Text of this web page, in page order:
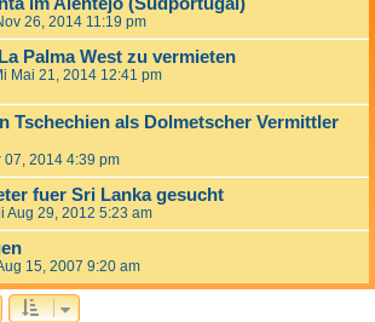
im Alentejo (Südportugal)
26, 2014 11:19 pm
Palma West zu vermieten
Mai 21, 2014 12:41 pm
Tschechien als Dolmetscher Vermittler
07, 2014 4:39 pm
fuer Sri Lanka gesucht
Aug 29, 2012 5:23 am
15, 2007 9:20 am